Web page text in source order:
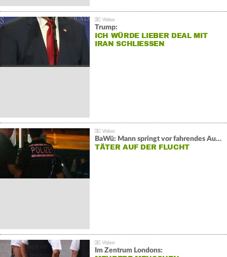
Trump:
ICH WÜRDE LIEBER DEAL MIT
IRAN SCHLIESSEN
BaWü: Mann springt vor fahrendes Auto und schießt
TÄTER AUF DER FLUCHT
Im Zentrum Londons: